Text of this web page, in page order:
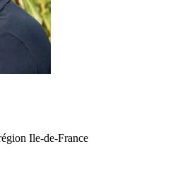
Ile-de-France